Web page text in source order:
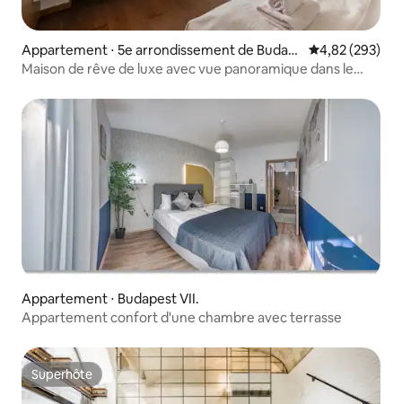
Appartement ⋅ 5e arrondissement de Budap
est
Évaluation
4,82 (293)
Maison de rêve de luxe avec vue panoramique dans le
Appartement ⋅ Budapest VII.
Appartement confort d'une chambre avec terrasse
Superhôte
Superhôte